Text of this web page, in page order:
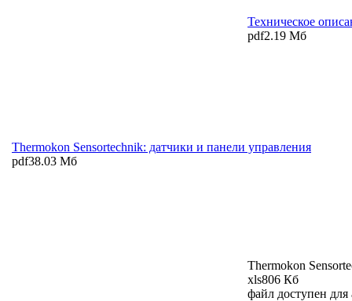
Техническое
pdf2.19 Мб
Thermokon Sensortechnik: датчики и панели управления
pdf38.03 Мб
Thermokon
xls806 Кб
файл доступен для